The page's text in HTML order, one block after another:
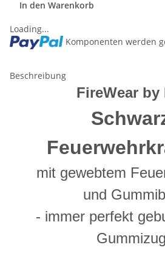
In den Warenkorb
Loading...
Komponenten werden
Beschreibung
FireWear by
mit gewebtem
und
- immer perfekt